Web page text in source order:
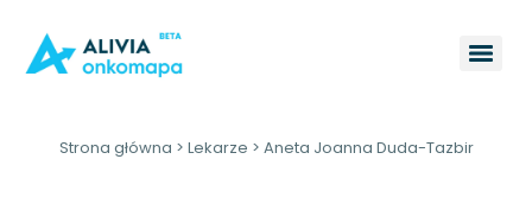
Strona główna > Lekarze > Aneta Joanna Duda-Tazbir